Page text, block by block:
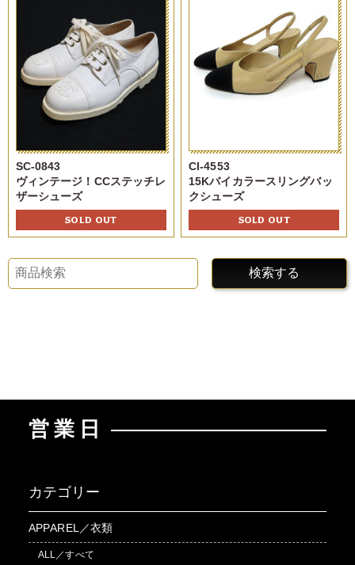
SC-0843
ヴィンテージ！CCステッチレ
ザーシューズ
SOLD OUT
CI-4553
15Kバイカラースリングバッ
クシューズ
SOLD OUT
検索する
営業日
カテゴリー
APPAREL／衣類
ALL／すべて